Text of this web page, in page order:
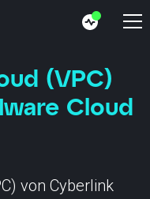
(VPC)
Cloud
von Cyberlink